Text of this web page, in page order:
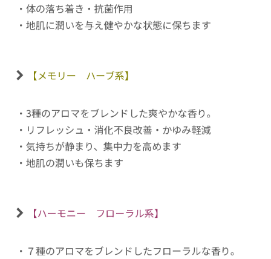
・体の落ち着き・抗菌作用
・地肌に潤いを与え健やかな状態に保ちます
【メモリー ハーブ系】
・3種のアロマをブレンドした爽やかな香り。
・リフレッシュ・消化不良改善・かゆみ軽減
・気持ちが静まり、集中力を高めます
・地肌の潤いも保ちます
【ハーモニー フローラル系】
・７種のアロマをブレンドしたフローラルな香り。